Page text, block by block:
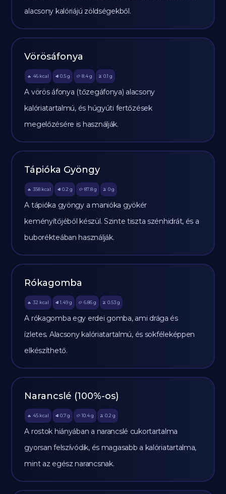
alacsony kalóriájú zöldségekből.
Vörösáfonya
🔥 46 kcal 🥩 0.5 g 🥔 8.4g 🫒 0.1 g
A vörös áfonya (tőzegáfonya) alacsony
kalóriatartalmú, és húgyúti fertőzések
megelőzésére is használják.
Tápióka Gyöngy
🔥 358 kcal 🥩 0.2 g 🥔 87.8g 🫒 0 g
A tápióka gyöngy a manióka gyökér
keményítőjéből készül. Szinte tiszta szénhidrát, és a
buborékteában használják.
Rókagomba
🔥 32 kcal 🥩 1.49 g 🥔 6.86g 🫒 0.53 g
A rókagomba egy erdei gomba, ami drága és
ízletes. Alacsony kalóriatartalmú, és sokféleképpen
elkészíthető.
Narancslé (100%-os)
🔥 45 kcal 🥩 0.7 g 🥔 10.4g 🫒 0.2 g
A rostok hiányában a narancslé cukortartalma
gyorsan felszívódik, és magasabb a kalóriatartalma,
mint az egész narancsnak.